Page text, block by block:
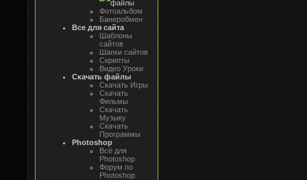
Фотоальбом
Банеробмен
Все для сайта
Шаблоны
сайтов
Шапки сайтов
Скрипты
Видео Уроки
Скачать файлы
Скачать Игры
Скачать
Фильмы
Скачать
Музыку
Скачать
Программы
Photoshop
Всё для
Photoshop
Форум по
Photoshop